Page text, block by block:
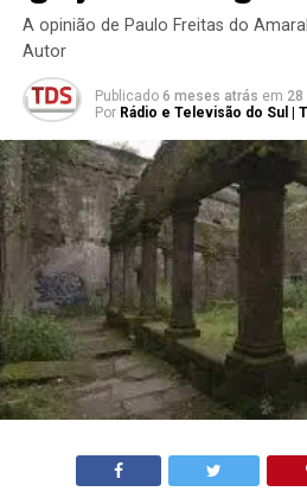
A opinião de Paulo Freitas do
Autor
Publicado 6 meses atrás em 28
Por Rádio e Televisão do Sul |